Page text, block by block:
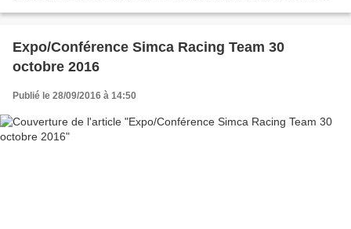
Expo/Conférence Simca Racing Team 30
octobre 2016
Publié le 28/09/2016 à 14:50